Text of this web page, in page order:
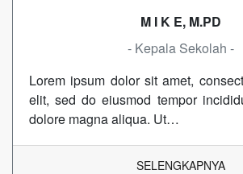
M I K E, M.PD
- Kepala Sekolah -
Lorem ipsum dolor sit amet,
elit, sed do eiusmod tempor
dolore magna aliqua. Ut…
SELENGKAPNYA